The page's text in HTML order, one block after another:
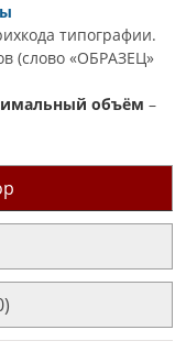
типографии.
(слово «ОБРАЗЕЦ»
объём –